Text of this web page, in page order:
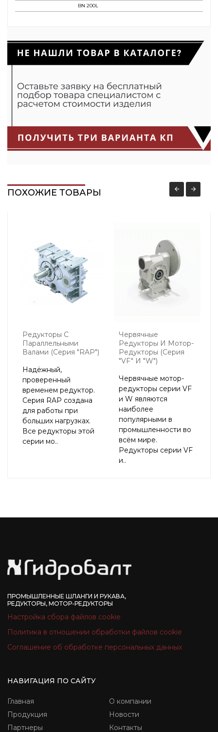
BN 200L
ПОХОЖИЕ ТОВАРЫ
Редукторы С
Параллельными
Валами (Серия "RAP")
Надёжный,
проверенный
временем редуктор.
Серия RAP создана
для работы при
больших нагрузках.
Все редукторы этой
серии мо..
Червячные
Редукторы И Мотор-
Редукторы (Серия
"VF" И "W")
Червячные мотор-
редукторы серии VF
и W являются
наиболее
популярными в
промышленности во
всём мире.
Редукторы серии VF
и..
ПРОМЫШЛЕННЫЕ ШЛАНГИ И РУКАВА,
РЕДУКТОРЫ, МОТОР-РЕДУКТОРЫ
Настройка сбора файлов cookie
Политика в отношении обработки файлов cookie
Соглашение об обработке персональных данных
НАВИГАЦИЯ ПО САЙТУ
Главная
Продукция
Партнеры
О компании
Новости
Контакты